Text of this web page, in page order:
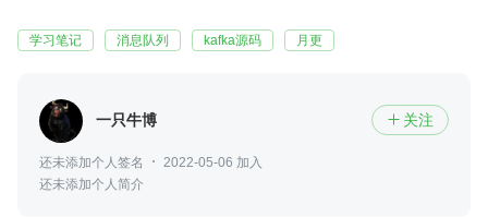
学习笔记 消息队列 kafka源码 月更
一只牛博  关注
还未添加个人签名
2022-05-06 加入
还未添加个人简介